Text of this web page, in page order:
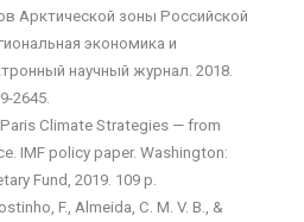
Арктической зоны Российской
экономика и
научный журнал. 2018.
2645.
Climate Strategies — from
IMF policy paper. Washington:
Fund, 2019. 109 p.
F., Almeida, C. M. V. B., &